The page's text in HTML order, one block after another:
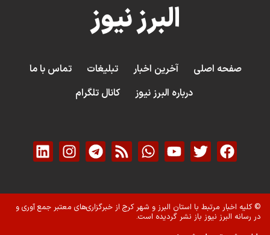
البرز نیوز
صفحه اصلی آخرین اخبار تبلیغات
تماس با ما
درباره البرز نیوز
کانال تلگرام
© کلیه اخبار مرتبط با استان البرز و شهر کرج از خبرگزاری‌های معتبر جمع آوری و
در رسانه البرز نیوز باز نشر گردیده است.